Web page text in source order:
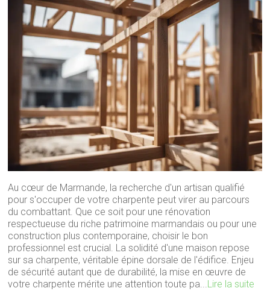
Au cœur de Marmande, la recherche d'un artisan qualifié
pour s'occuper de votre charpente peut virer au parcours
du combattant. Que ce soit pour une rénovation
respectueuse du riche patrimoine marmandais ou pour une
construction plus contemporaine, choisir le bon
professionnel est crucial. La solidité d'une maison repose
sur sa charpente, véritable épine dorsale de l'édifice. Enjeu
de sécurité autant que de durabilité, la mise en œuvre de
votre charpente mérite une attention toute pa...Lire la suite